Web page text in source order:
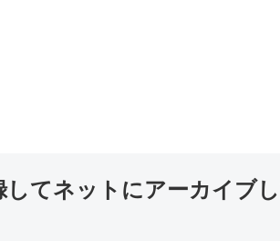
てネットにアーカイブ